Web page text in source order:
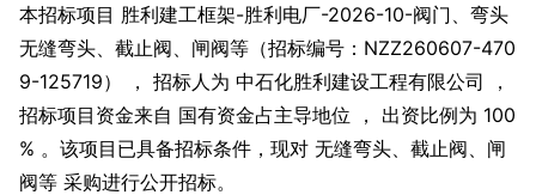
本招标项目 胜利建工框架-胜利电厂-2026-10-阀门、弯头
无缝弯头、截止阀、闸阀等（招标编号：NZZ260607-470
9-125719） ， 招标人为 中石化胜利建设工程有限公司 ，
招标项目资金来自 国有资金占主导地位 ， 出资比例为 100
% 。该项目已具备招标条件，现对 无缝弯头、截止阀、闸
阀等 采购进行公开招标。